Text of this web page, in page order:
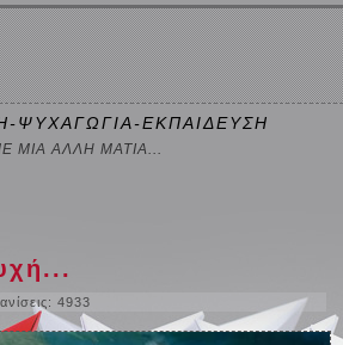
ΨΥΧΑΓΩΓΙΑ-ΕΚΠΑΙΔΕΥΣΗ
ΜΙΑ ΑΛΛΗ ΜΑΤΙΑ...
4933